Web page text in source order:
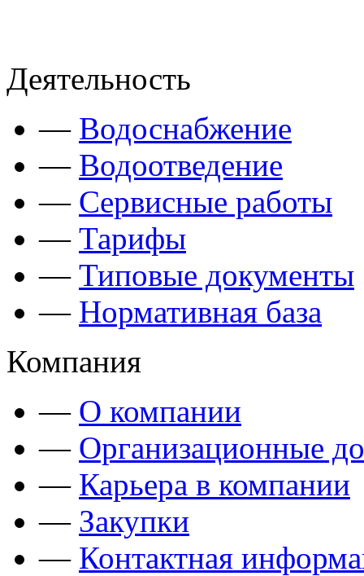
Деятельность
— Водоснабжение
— Водоотведение
— Сервисные работы
— Тарифы
— Типовые документы
— Нормативная база
Компания
— О компании
— Организационные
— Карьера в компании
— Закупки
— Контактная